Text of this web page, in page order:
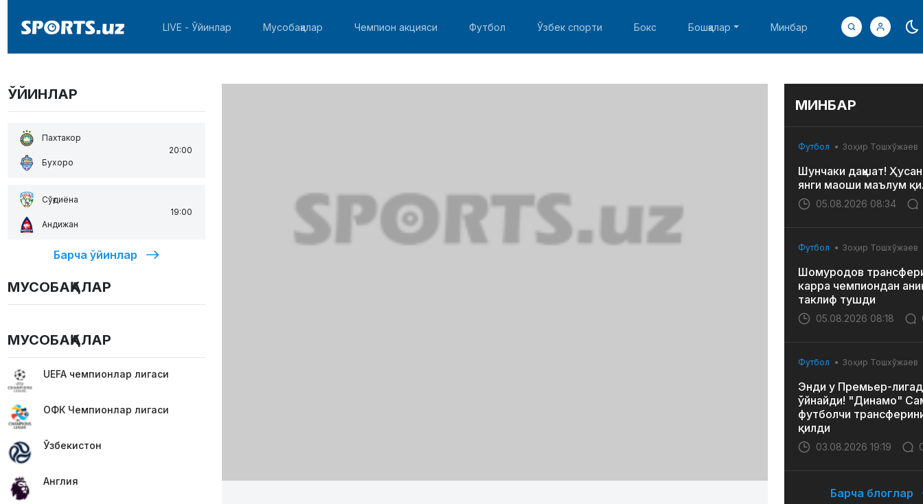
LIVE - Ўйинлар Мусобақалар Чемпион акцияси Футбол Ўзбек спорти Бокс Бошқалар Минбар
ЎЙИНЛАР
Пахтакор
Бухоро
20:00
Сўғдиёна
Андижан
19:00
Барча ўйинлар
МУСОБАҚАЛАР
МУСОБАҚАЛАР
UEFA чемпионлар лигаси
ОФК Чемпионлар лигаси
Ўзбекистон
Англия
МИНБАР
Футбол Зоҳир Тошхўжаев
Шунчаки даҳшат!
янги маоши маълум
05.08.2026 08:34
Футбол Зоҳир Тошхўжаев
Шомуродов
карра чемпиондан
таклиф тушди
05.08.2026 08:18
Футбол Зоҳир Тошхўжаев
Энди у Премьер-
ўйнайди! "Динамо"
футболчи
қилди
03.08.2026 19:19
Барча блоглар